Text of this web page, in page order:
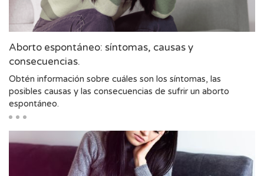
Aborto espontáneo: síntomas, causas y
consecuencias.
Obtén información sobre cuáles son los síntomas, las
posibles causas y las consecuencias de sufrir un aborto
espontáneo.